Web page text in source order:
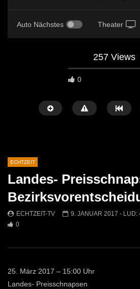
Auto Nächstes Theater
257 Views
0
Mittendrin
ECHTZEIT-TV
ECHTZEIT
Landes-
ECHTZEIT-TV 9. JANUAR 2017 - LUD:
0
25. März 2017 – 15:00 Uhr
Landes- Preisschnapsen